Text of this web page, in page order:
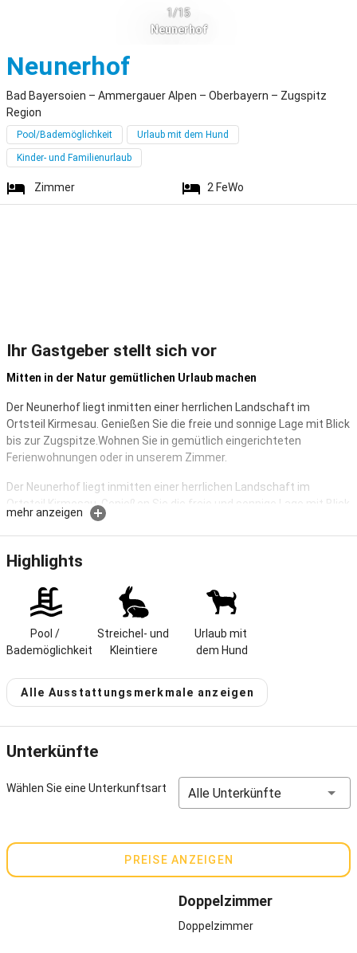
1/15
Neunerhof
Neunerhof
Bad Bayersoien – Ammergauer Alpen – Oberbayern – Zugspitz
Region
Pool/Bademöglichkeit Urlaub mit dem Hund
Kinder- und Familienurlaub
Zimmer 2 FeWo
Ihr Gastgeber stellt sich vor
Mitten in der Natur gemütlichen Urlaub machen
Der Neunerhof liegt inmitten einer herrlichen Landschaft im
Ortsteil Kirmesau. Genießen Sie die freie und sonnige Lage mit Blick
bis zur Zugspitze.Wohnen Sie in gemütlich eingerichteten
Ferienwohnungen oder in unserem Zimmer.
Der Neunerhof liegt inmitten einer herrlichen Landschaft im
Ortsteil Kirmesau. Genießen Sie die freie und sonnige Lage mit Blick
bis zur Zugspitze.
Wohnen Sie in gemütlich eingerichteten Ferienwohnungen oder in
unserem Zimmer.
Für groß und klein ist der "Streichelzoo" mit Schafen ein Vergnügen.
Seit einiger Zeit können auch Alpakas bewundert werden.
Erleben Sie die schöne Natur auf den nahegelegenen Wanderwegen
oder auch bei Bergtouren.
Wir freuen uns auf Sie.
mehr anzeigen
Highlights
Pool /
Bademöglichkeit
Streichel- und
Kleintiere
Urlaub mit
dem Hund
Alle Ausstattungsmerkmale anzeigen
Unterkünfte
Wählen Sie eine Unterkunftsart Alle Unterkünfte
PREISE ANZEIGEN
Doppelzimmer
Doppelzimmer